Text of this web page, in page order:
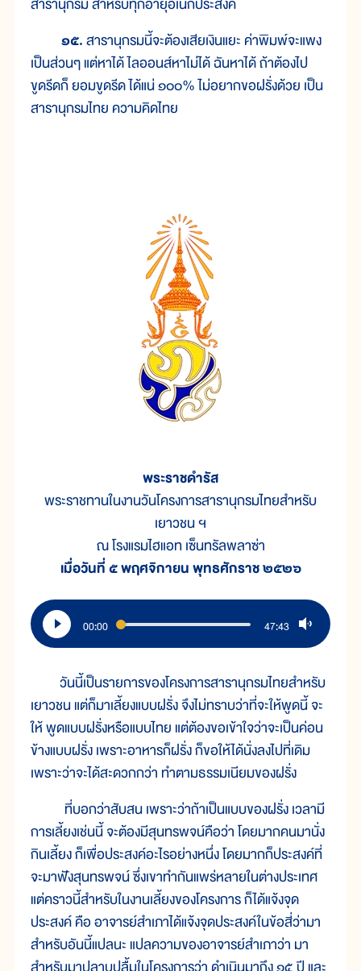
๑๕.สารานุกรมนี้จะต้องเสียเงินแยะ ค่าพิมพ์จะแพง
เป็นส่วนๆ แต่หาได้ ไลออนส์หาไม่ได้ ฉันหาได้ ถ้าต้องไป
ขูดรีดก็ ยอมขูดรีด ได้แน่ ๑๐๐% ไม่อยากขอฝรั่งด้วย เป็น
สารานุกรมไทย ความคิดไทย
พระราชดำรัส
พระราชทานในงานวันโครงการสารานุกรมไทยสำหรับ
เยาวชน ฯ
ณ โรงแรมไฮแอท เซ็นทรัลพลาซ่า
เมื่อวันที่ ๕ พฤศจิกายน พุทธศักราช ๒๕๒๖
00:00 47:43
วันนี้เป็นรายการของโครงการสารานุกรมไทยสำหรับ
เยาวชน แต่ก็มาเลี้ยงแบบฝรั่ง จึงไม่ทราบว่าที่จะให้พูดนี้ จะ
ให้ พูดแบบฝรั่งหรือแบบไทย แต่ต้องขอเข้าใจว่าจะเป็นค่อน
ข้างแบบฝรั่ง เพราะอาหารก็ฝรั่ง ก็ขอให้ได้นั่งลงไปที่เดิม
เพราะว่าจะได้สะดวกกว่า ทำตามธรรมเนียมของฝรั่ง
ที่บอกว่าสับสน เพราะว่าถ้าเป็นแบบของฝรั่ง เวลามี
การเลี้ยงเช่นนี้ จะต้องมีสุนทรพจน์คือว่า โดยมากคนมานั่ง
กินเลี้ยง ก็เพื่อประสงค์อะไรอย่างหนึ่ง โดยมากก็ประสงค์ที่
จะมาฟังสุนทรพจน์ ซึ่งเขาทำกันแพร่หลายในต่างประเทศ
แต่คราวนี้สำหรับในงานเลี้ยงของโครงการ ก็ได้แจ้งจุด
ประสงค์ คือ อาจารย์สำเภาได้แจ้งจุดประสงค์ในข้อสี่ว่ามา
สำหรับอันนี้แปลนะ แปลความของอาจารย์สำเภาว่า มา